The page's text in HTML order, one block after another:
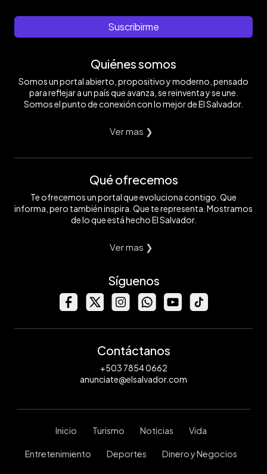
Suscribirme
Quiénes somos
Somos un portal abierto, propositivo y moderno, pensado
para reflejar a un país que avanza, se reinventa y se une.
Somos el punto de conexión con lo mejor de El Salvador.
Ver mas ❯
Qué ofrecemos
Te ofrecemos un portal que evoluciona contigo. Que
informa, pero también inspira. Que te representa. Mostramos
de lo que está hecho El Salvador.
Ver mas ❯
Síguenos
Contáctanos
+503 7854 0662
anunciate@elsalvador.com
Inicio Turismo Noticias Vida
Entretenimiento Deportes Dinero y Negocios